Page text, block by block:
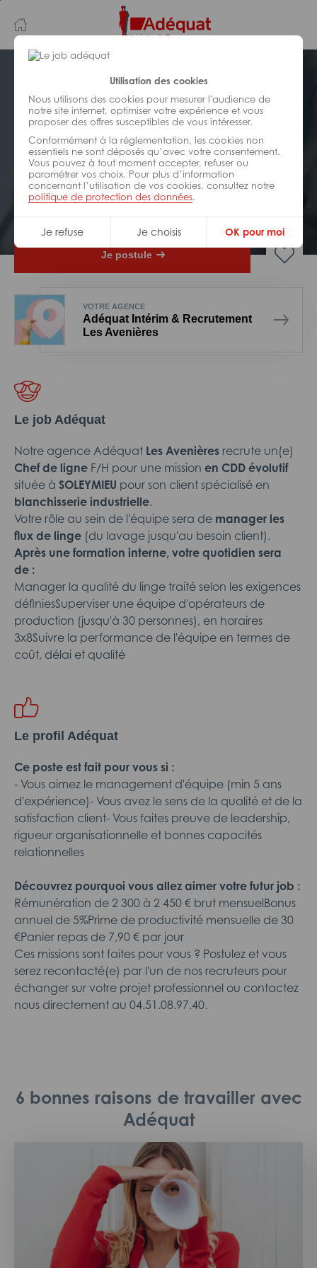
Utilisation des cookies
Nous utilisons des cookies pour mesurer l'audience de
notre site internet, optimiser votre expérience et vous
proposer des offres susceptibles de vous intéresser.
Conformément à la réglementation, les cookies non
essentiels ne sont déposés qu’avec votre consentement.
Vous pouvez à tout moment accepter, refuser ou
paramétrer vos choix. Pour plus d’information
concernant l’utilisation de vos cookies, consultez notre
politique de protection des données.
Je refuse Je choisis OK pour moi
au
contenu
principal
navigation
INDUSTRIE/FABRICATION/
TRANSFORMATION
Réf : 0NJ-322943
Chef de ligne en production H/F
CDI Soleymieu
Je postule
VOTRE AGENCE
Adéquat Intérim & Recrutement
Les Avenières
Le job Adéquat
Notre agence Adéquat Les Avenières recrute un(e)
Chef de ligne F/H pour une mission en CDD évolutif
située à SOLEYMIEU pour son client spécialisé en
blanchisserie industrielle.
Votre rôle au sein de l'équipe sera de manager les
flux de linge (du lavage jusqu'au besoin client).
Après une formation interne, votre quotidien sera
de :
Manager la qualité du linge traité selon les exigences
définiesSuperviser une équipe d'opérateurs de
production (jusqu'à 30 personnes), en horaires
3x8Suivre la performance de l'équipe en termes de
coût, délai et qualité
Le profil Adéquat
Ce poste est fait pour vous si :
- Vous aimez le management d'équipe (min 5 ans
d'expérience)- Vous avez le sens de la qualité et de la
satisfaction client- Vous faites preuve de leadership,
rigueur organisationnelle et bonnes capacités
relationnelles
Découvrez pourquoi vous allez aimer votre futur job :
Rémunération de 2 300 à 2 450 € brut mensuelBonus
annuel de 5%Prime de productivité mensuelle de 30
€Panier repas de 7,90 € par jour
Ces missions sont faites pour vous ? Postulez et vous
serez recontacté(e) par l'un de nos recruteurs pour
échanger sur votre projet professionnel ou contactez
nous directement au 04.51.08.97.40.
6 bonnes raisons de travailler avec
Adéquat